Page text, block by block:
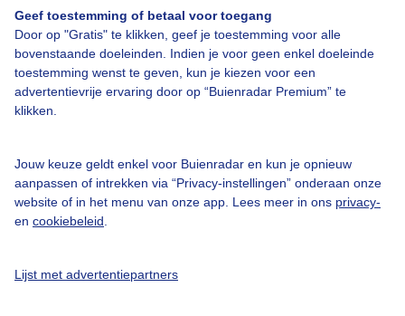
Geef toestemming of betaal voor toegang
Door op "Gratis" te klikken, geef je toestemming voor alle
bovenstaande doeleinden. Indien je voor geen enkel doeleinde
toestemming wenst te geven, kun je kiezen voor een
advertentievrije ervaring door op “Buienradar Premium” te
klikken.
Jouw keuze geldt enkel voor Buienradar en kun je opnieuw
aanpassen of intrekken via “Privacy-instellingen” onderaan onze
website of in het menu van onze app. Lees meer in ons privacy-
en cookiebeleid
Lijst met advertentiepartners
Toegankelijkheid
Gebruikersvoorwaarden
Adverteren
Cookie beleid